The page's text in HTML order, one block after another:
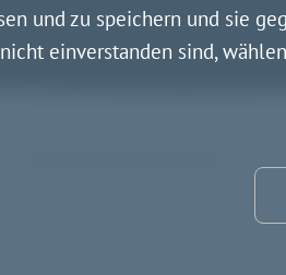
und zu speichern und sie
einverstanden sind,